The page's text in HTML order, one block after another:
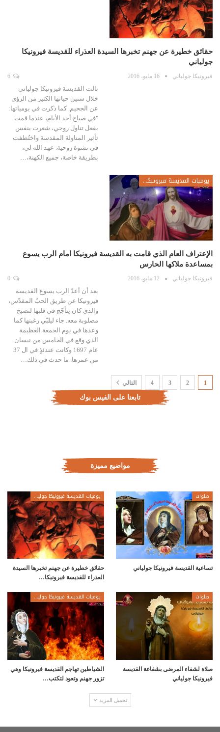
حقائق خطيرة عن جهنم تخبرها السيدة العذراء للقديسة فيرونيكا
جولياني
فيرونيكا جولياني 16 مايو، 2016
نالت القديسة فيرونيكا جولياني
خلال سنين حياتها الكثير من الرؤى
عن الجحيم. كما ذكرت في يومياتها:
"في صباح أحد الأيام، عندما قمت
بفعل تناول روحي، شعرت بنفس
تأثير المناولة المقدسة واختُطفت
في نشوة روحية. عهد الله لي،
بطريقة خاصة، جميع الكهنة،…
يوميات القديسة فيرونيكا جولياني
الإعتراف العام الذي قامت به القديسة فيرونيكا امام الرب يسوع
بمساعدة ملاكها الحارس
فيرونيكا جولياني 12 مايو، 2016
بعد أن أعدّ الرب يسوع القديسة
فيرونيكا عن طريق الحبّ المقدّس،
والذي كان يتأجّج في قلبها لتصبح
مصلوبة معه. جاء ليلبّي رغبتها كما
وعدها في يوم الجمعة العظيمة
الذي وقع في الخامس من نيسان
عام 1697 وكانت عندئذٍ في ال 37
من عمرها. ما حدث في ذلك…
1
2
3
4 التالي
تابعنا على الفيس بوك
مواضيع مميزة
صلوات
تساعية القديسة فيرونيكا جولياني
يوميات القديسة فيرونيكا جولياني
حقائق خطيرة عن جهنم تخبرها السيدة
العذراء للقديسة فيرونيكا…
صلوات
صلاة لشفاء المرضى بشفاعة القديسة
فيرونيكا جولياني
يوميات القديسة فيرونيكا جولياني
الشياطين تهاجم القديسة فيرونيكا وهي
تزور جهنم وتعود لتكتب…
تحميل المزيد